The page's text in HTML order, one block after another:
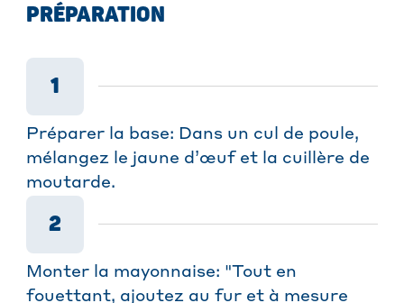
PRÉPARATION
1
Préparer la base: Dans un cul de poule,
mélangez le jaune d’œuf et la cuillère de
moutarde.
2
Monter la mayonnaise: "Tout en
fouettant, ajoutez au fur et à mesure